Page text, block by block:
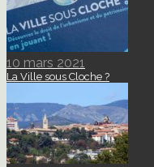
10 mars 2021
La Ville sous Cloche ?